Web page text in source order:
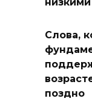
Слова,
поздно